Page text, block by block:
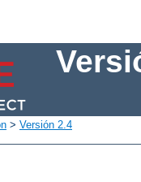
> Versión 2.4